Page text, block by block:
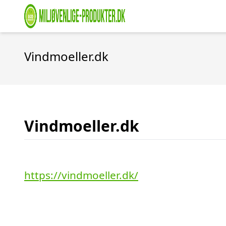
Vindmoeller.dk
Vindmoeller.dk
https://vindmoeller.dk/